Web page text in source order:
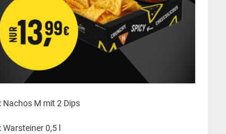
Nachos M mit 2 Dips
Warsteiner 0,5 l